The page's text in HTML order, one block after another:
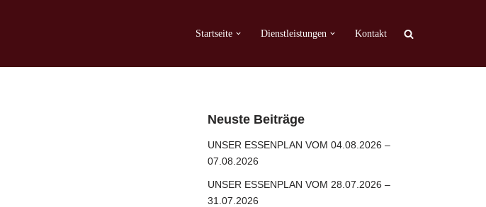
Startseite Dienstleistungen Kontakt
Neuste Beiträge
UNSER ESSENPLAN VOM 04.08.2026 –
07.08.2026
UNSER ESSENPLAN VOM 28.07.2026 –
31.07.2026